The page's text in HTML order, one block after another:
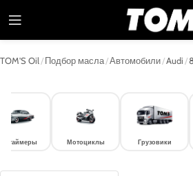
TOM'S Oil /Подбор масла/Автомобили/Audi /
Мотоциклы Грузовики